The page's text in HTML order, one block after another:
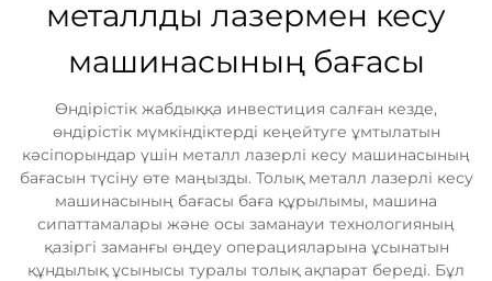
металлды лазермен кесу
машинасының бағасы
Өндірістік жабдыққа инвестиция салған кезде,
өндірістік мүмкіндіктерді кеңейтуге ұмтылатын
кәсіпорындар үшін металл лазерлі кесу машинасының
бағасын түсіну өте маңызды. Толық металл лазерлі кесу
машинасының бағасы баға құрылымы, машина
сипаттамалары және осы заманауи технологияның
қазіргі заманғы өңдеу операцияларына ұсынатын
құндылық ұсынысы туралы толық ақпарат береді. Бұл